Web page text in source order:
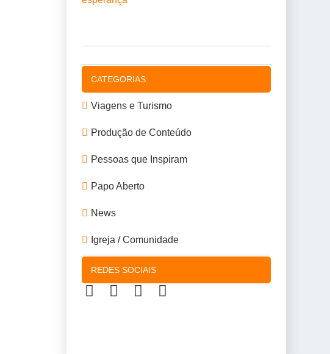
CATEGORIAS
Viagens e Turismo
Produção de Conteúdo
Pessoas que Inspiram
Papo Aberto
News
Igreja / Comunidade
REDES SOCIAIS